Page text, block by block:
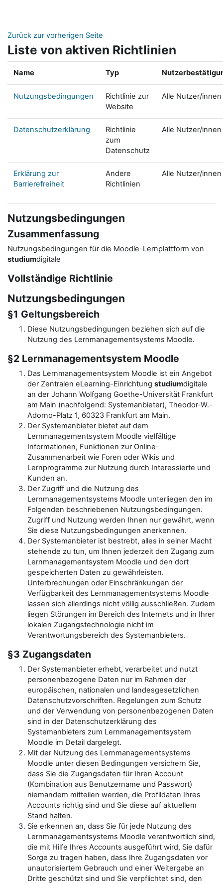
Zurück zur vorherigen Seite
Liste von aktiven Richtlinien
Name Typ
Nutzungsbedingungen
Richtlinie zur
Website
Alle Nutzer/innen
Datenschutzerklärung
Richtlinie
zum
Datenschutz
Alle Nutzer/innen
Erklärung zur
Barrierefreiheit
Andere
Richtlinien
Alle Nutzer/innen
Nutzungsbedingungen
Zusammenfassung
Nutzungsbedingungen für die Moodle-Lernplattform von
studiumdigitale
Vollständige Richtlinie
Nutzungsbedingungen
§1 Geltungsbereich
Diese Nutzungsbedingungen beziehen sich auf die
Nutzung des Lernmanagementsystems Moodle.
§2 Lernmanagementsystem Moodle
Das Lernmanagementsystem Moodle ist ein Angebot
der Zentralen eLearning-Einrichtung studiumdigitale
an der Johann Wolfgang Goethe-Universität Frankfurt
am Main (nachfolgend: Systemanbieter), Theodor-W.-
Adorno-Platz 1, 60323 Frankfurt am Main.
Der Systemanbieter bietet auf dem
Lernmanagementsystem Moodle vielfältige
Informationen, Funktionen zur Online-
Zusammenarbeit wie Foren oder Wikis und
Lernprogramme zur Nutzung durch Interessierte und
Kunden an.
Der Zugriff und die Nutzung des
Lernmanagementsystems Moodle unterliegen den im
Folgenden beschriebenen Nutzungsbedingungen.
Zugriff und Nutzung werden Ihnen nur gewährt, wenn
Sie diese Nutzungsbedingungen anerkennen.
Der Systemanbieter ist bestrebt, alles in seiner Macht
stehende zu tun, um Ihnen jederzeit den Zugang zum
Lernmanagementsystem Moodle und den dort
gespeicherten Daten zu gewährleisten.
Unterbrechungen oder Einschränkungen der
Verfügbarkeit des Lernmanagementsystems Moodle
lassen sich allerdings nicht völlig ausschließen. Zudem
liegen Störungen im Bereich des Internets und in Ihrer
lokalen Zugangstechnologie nicht im
Verantwortungsbereich des Systemanbieters.
§3 Zugangsdaten
Der Systemanbieter erhebt, verarbeitet und nutzt
personenbezogene Daten nur im Rahmen der
europäischen, nationalen und landesgesetzlichen
Datenschutzvorschriften. Regelungen zum Schutz
und der Verwendung von personenbezogenen Daten
sind in der Datenschutzerklärung des
Systemanbieters zum Lernmanagementsystem
Moodle im Detail dargelegt.
Mit der Nutzung des Lernmanagementsystems
Moodle unter diesen Bedingungen versichern Sie,
dass Sie die Zugangsdaten für Ihren Account
(Kombination aus Benutzername und Passwort)
niemandem mitteilen werden, die Profildaten Ihres
Accounts richtig sind und Sie diese auf aktuellem
Stand halten.
Sie erkennen an, dass Sie für jede Nutzung des
Lernmanagementsystems Moodle verantwortlich sind,
die mit Hilfe Ihres Accounts ausgeführt wird, Sie dafür
Sorge zu tragen haben, dass Ihre Zugangsdaten vor
unautorisiertem Gebrauch und einer Weitergabe an
Dritte geschützt sind und Sie verpflichtet sind, den